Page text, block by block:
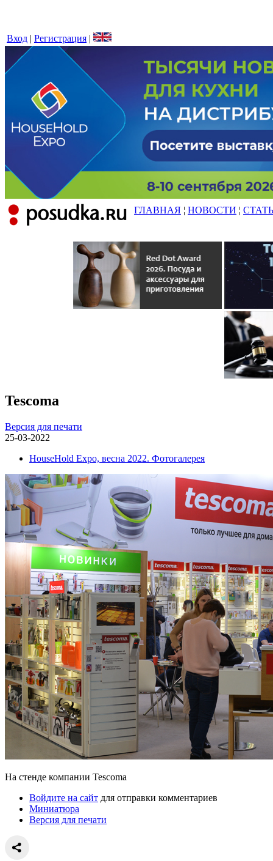
Вход | Регистрация |
ГЛАВНАЯ ¦ НОВОСТИ ¦
Tescoma
Версия для печати
25-03-2022
HouseHold Expo, весна 2022. Фотогалерея
На стенде компании Tescoma
Войдите на сайт для отправки комментариев
Миниатюра
Версия для печати